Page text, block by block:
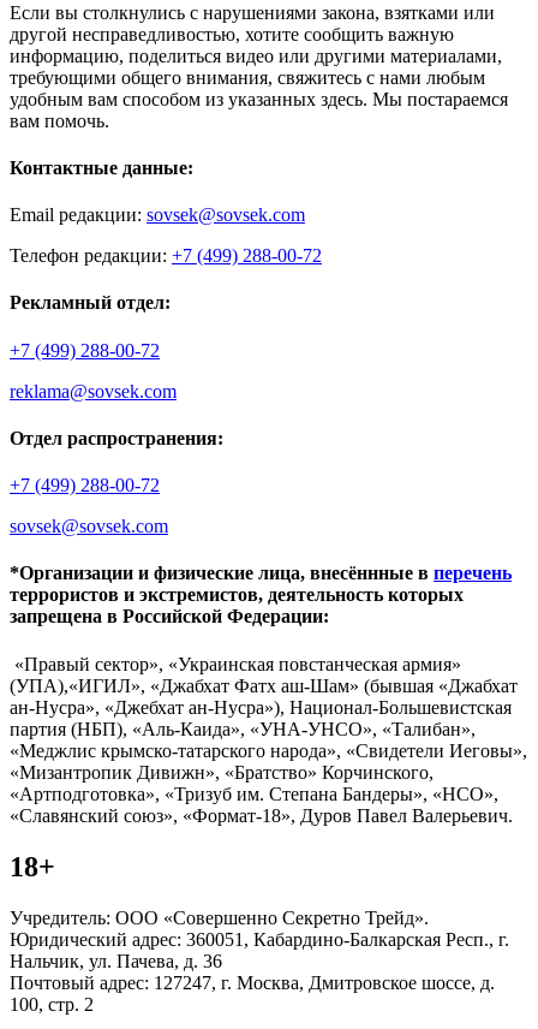
Если вы столкнулись с нарушениями закона, взятками или
другой несправедливостью, хотите сообщить важную
информацию, поделиться видео или другими материалами,
требующими общего внимания, свяжитесь с нами любым
удобным вам способом из указанных здесь. Мы постараемся
вам помочь.
Контактные данные:
Email редакции: sovsek@sovsek.com
Телефон редакции: +7 (499) 288-00-72
Рекламный отдел:
+7 (499) 288-00-72
reklama@sovsek.com
Отдел распространения:
+7 (499) 288-00-72
sovsek@sovsek.com
*Организации и физические лица, внесённные в перечень
террористов и экстремистов, деятельность которых
запрещена в Российской Федерации:
«Правый сектор», «Украинская повстанческая армия»
(УПА),«ИГИЛ», «Джабхат Фатх аш-Шам» (бывшая «Джабхат
ан-Нусра», «Джебхат ан-Нусра»), Национал-Большевистская
партия (НБП), «Аль-Каида», «УНА-УНСО», «Талибан»,
«Меджлис крымско-татарского народа», «Свидетели Иеговы»,
«Мизантропик Дивижн», «Братство» Корчинского,
«Артподготовка», «Тризуб им. Степана Бандеры», «НСО»,
«Славянский союз», «Формат-18», Дуров Павел Валерьевич.
18+
Учредитель: ООО «Совершенно Секретно Трейд».
Юридический адрес: 360051, Кабардино-Балкарская Респ., г.
Нальчик, ул. Пачева, д. 36
Почтовый адрес: 127247, г. Москва, Дмитровское шоссе, д.
100, стр. 2